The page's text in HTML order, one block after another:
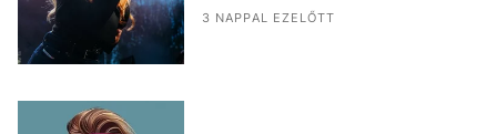
3 NAPPAL EZELŐTT